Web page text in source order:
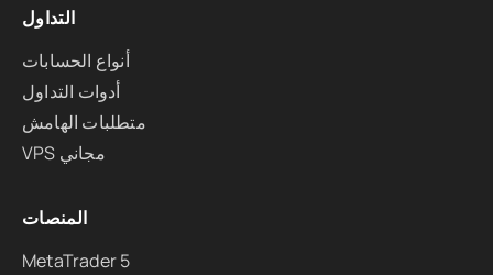
التداول
أنواع الحسابات
أدوات التداول
متطلبات الهامش
VPS مجاني
المنصات
MetaTrader 5